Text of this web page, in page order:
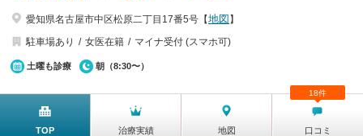
愛知県名古屋市中区松原二丁目17番5号【地図 】
駐車場あり
女医在籍 マイナ受付 (スマホ可)
土曜も診療 朝（8:30〜）
TOP 治療実績 地図 口コミ
18件